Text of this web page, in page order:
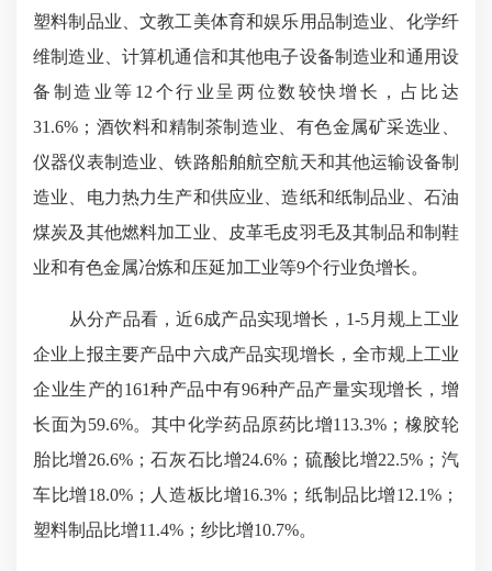
塑料制品业、文教工美体育和娱乐用品制造业、化学纤
维制造业、计算机通信和其他电子设备制造业和通用设
备制造业等12个行业呈两位数较快增长，占比达
31.6%；酒饮料和精制茶制造业、有色金属矿采选业、
仪器仪表制造业、铁路船舶航空航天和其他运输设备制
造业、电力热力生产和供应业、造纸和纸制品业、石油
煤炭及其他燃料加工业、皮革毛皮羽毛及其制品和制鞋
业和有色金属冶炼和压延加工业等9个行业负增长。
从分产品看，近6成产品实现增长，1-5月规上工业
企业上报主要产品中六成产品实现增长，全市规上工业
企业生产的161种产品中有96种产品产量实现增长，增
长面为59.6%。其中化学药品原药比增113.3%；橡胶轮
胎比增26.6%；石灰石比增24.6%；硫酸比增22.5%；汽
车比增18.0%；人造板比增16.3%；纸制品比增12.1%；
塑料制品比增11.4%；纱比增10.7%。